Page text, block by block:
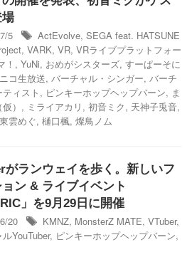
場
5
ActEvolve, SEGA feat. HATSUNE
, VARK, VR, VRライブプラットフォー
！ , YuNi, おめがシスターズ, すーぱーそに
コ生放送, バーチャル・シンガー, バーチ
ィスト , ピンキーホップヘップバーン, ま
） , ミライアカリ , 初音ミク, 天神子兎音,
東雲めぐ, 樋口楓, 燦鳥ノム
がランウェイを歩く。新しいフ
ョン & ライブイベント
」を9月29日に開催
20
KMNZ, MonsterZ MATE, VTuber,
YouTuber, ピンキーホップヘップバーン,